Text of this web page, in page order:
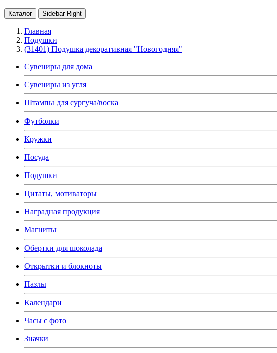
Каталог Sidebar Right
Главная
Подушки
(31401) Подушка декоративная "Новогодняя"
Сувениры для дома
Сувениры из угля
Штампы для сургуча/воска
Футболки
Кружки
Посуда
Подушки
Цитаты, мотиваторы
Наградная продукция
Магниты
Обертки для шоколада
Открытки и блокноты
Пазлы
Календари
Часы с фото
Значки